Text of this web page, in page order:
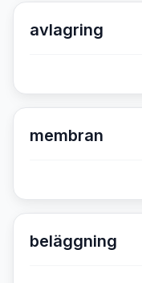
avlagring
membran
beläggning